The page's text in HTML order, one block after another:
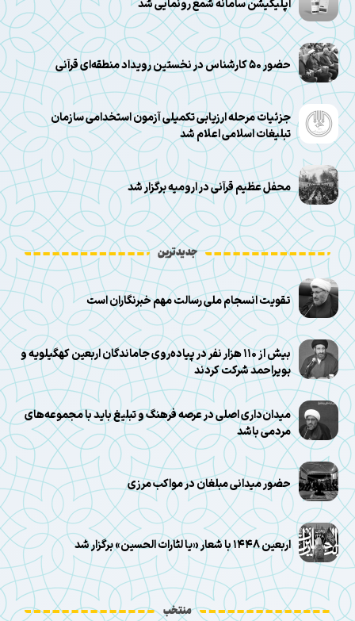
اپلیکیشن سامانه شمع رونمایی شد
حضور ۵۰ کارشناس در نخستین رویداد منطقه‌ای قرآنی
جزئیات مرحله ارزیابی تکمیلی آزمون استخدامی سازمان
تبلیغات اسلامی اعلام شد
محفل عظیم قرآنی در ارومیه برگزار شد
جدیدترین
تقویت انسجام ملی رسالت مهم خبرنگاران است
بیش از ۱۱۰ هزار نفر در پیاده‌روی جاماندگان اربعین کهگیلویه و
بویراحمد شرکت کردند
میدان‌داری اصلی در عرصه فرهنگ و تبلیغ باید با مجموعه‌های
مردمی باشد
حضور میدانی مبلغان در مواکب مرزی
اربعین ۱۴۴۸ با شعار «یا لثارات الحسین» برگزار شد
منتخب